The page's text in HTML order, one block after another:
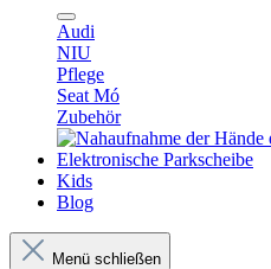
Audi
NIU
Pflege
Seat Mó
Zubehör
Elektronische Parkscheibe
Kids
Blog
Menü schließen